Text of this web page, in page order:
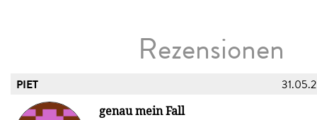
Rezensionen
PIET
genau mein Fall